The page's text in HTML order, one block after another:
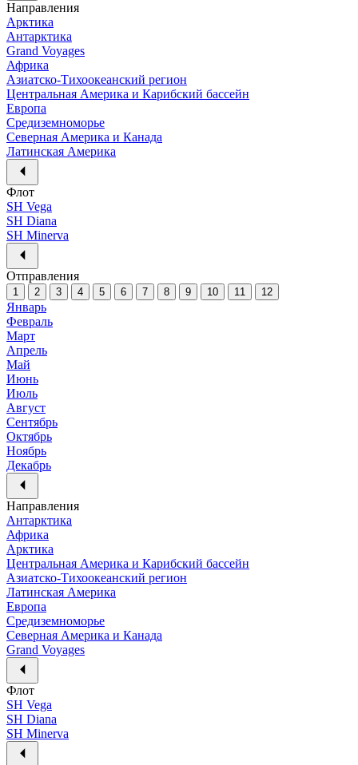
Направления
Арктика
Антарктика
Grand Voyages
Африка
Азиатско-Тихоокеанский регион
Центральная Америка и Карибский бассейн
Европа
Средиземноморье
Северная Америка и Канада
Латинская Америка
Флот
SH Vega
SH Diana
SH Minerva
Отправления
1 2 3 4 5 6 7 8 9 10 11 12
Январь
Февраль
Март
Апрель
Май
Июнь
Июль
Август
Сентябрь
Октябрь
Ноябрь
Декабрь
Направления
Антарктика
Африка
Арктика
Центральная Америка и Карибский бассейн
Азиатско-Тихоокеанский регион
Латинская Америка
Европа
Средиземноморье
Северная Америка и Канада
Grand Voyages
Флот
SH Vega
SH Diana
SH Minerva